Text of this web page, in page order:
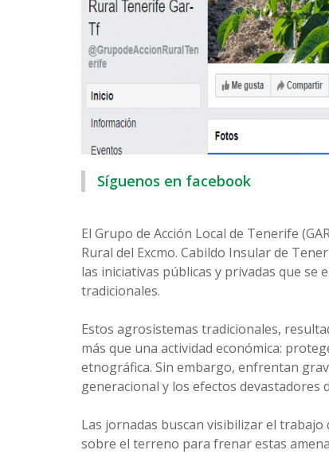
Síguenos en facebook
El Grupo de Acción Local de Tenerife
Rural del Excmo. Cabildo Insular de
las iniciativas públicas y privadas que
tradicionales.
Estos agrosistemas tradicionales,
más que una actividad económica:
etnográfica. Sin embargo, enfrentan
generacional y los efectos devastadores
Las jornadas buscan visibilizar el
sobre el terreno para frenar estas